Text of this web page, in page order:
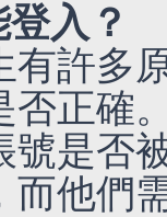
入？
有許多
否正確
號是否
而他們